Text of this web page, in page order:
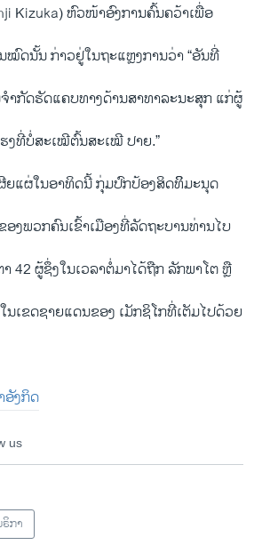
Kizuka) ຫົວໜ້າອົງການຄົ້ນຄວ້າເພື່ອ
ດນັ້ນ ກ່າວຢູ່ໃນຖະແຫຼງການວ່າ “ອັນທີ່
ຳກັດຮັດແຄບທາງດ້ານສາທາລະນະສຸກ ແກ່ຜູ້
ງທີ່ບໍ່ສະເໝີຕົ້ນສະເໝີ ປາຍ.”
ຍແຜ່ໃນອາທິດນີ້ ກຸ່ມປົກປ້ອງສິດທິິມະນຸດ
ງພວກຄົນເຂົ້າເມືອງທີ່ລັດຖະບານທ່ານໄບ
42 ຜູ້ຊຶ່ງໃນເວລາຕໍ່ມາໄດ້ຖືກ ລັກພາໂຕ ຫຼື
ເຂດຊາຍແດນຂອງ ເມັກຊິໂກທີ່ເຕັມໄປດ້ວຍ
ອັງກິດ
us
ກາ